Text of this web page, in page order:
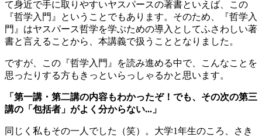
て身近で手に取りやすいヤスパースの著書といえば、この
『哲学入門』ということでもあります。そのため、『哲学入
門』はヤスパース哲学を学ぶための導入としてふさわしい著
書と言えることから、本講義で扱うこととなりました。
ですが、この『哲学入門』を読み進める中で、こんなことを
思ったりする方もきっといらっしゃるかと思います。
「第一講・第二講の内容もわかったぞ！でも、その次の第三
講の「包括者」がよく分からない...」
同じく私もその一人でした（笑）。大学1年生のころ、さき